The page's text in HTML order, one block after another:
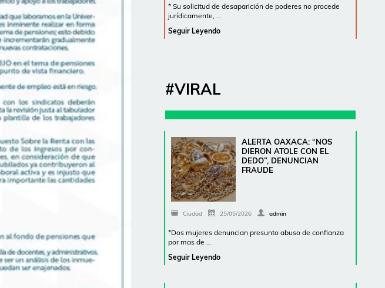
* Su solicitud de desaparición de poderes no procede
jurídicamente, …
Seguir Leyendo
#VIRAL
ALERTA OAXACA: “NOS
DIERON ATOLE CON EL
DEDO”, DENUNCIAN
FRAUDE
Ciudad 25/05/2026 admin
*Dos mujeres denuncian presunto abuso de confianza
por mas de …
Seguir Leyendo